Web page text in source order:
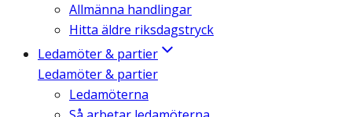
Allmänna handlingar
Hitta äldre riksdagstryck
Ledamöter & partier
Ledamöter & partier
Ledamöterna